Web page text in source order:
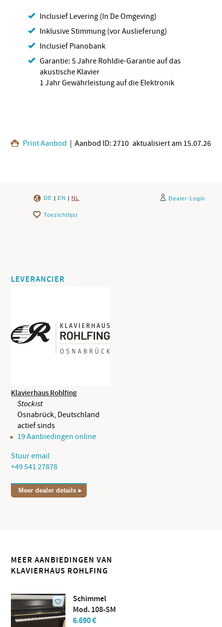
Inclusief Levering (In De Omgeving)
Inklusive Stimmung (vor Auslieferung)
Inclusief Pianobank
Garantie: 5 Jahre Rohldie-Garantie auf das
akustische Klavier
1 Jahr Gewährleistung auf die Elektronik
Print Aanbod | Aanbod ID: 2710 aktualisiert am 15.07.26
DE | EN | NL Dealer-Login
Toezichtlijst
LEVERANCIER
Klavierhaus Rohlfing
Stockist
Osnabrück, Deutschland
actief sinds
19 Aanbiedingen online
Stuur email
+49 541 27878
Meer dealer details
MEER AANBIEDINGEN VAN
KLAVIERHAUS ROHLFING
Schimmel
Mod. 108-SM
6.690 €